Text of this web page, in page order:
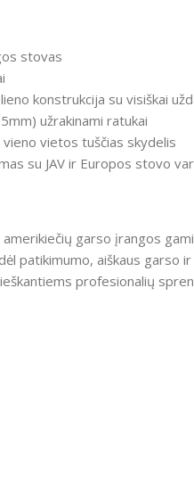
stovas
konstrukcija su visiškai
užrakinami ratukai
vieno vietos tuščias skydelis
su JAV ir Europos stovo
amerikiečių garso įrangos
patikimumo, aiškaus garso
profesionalių